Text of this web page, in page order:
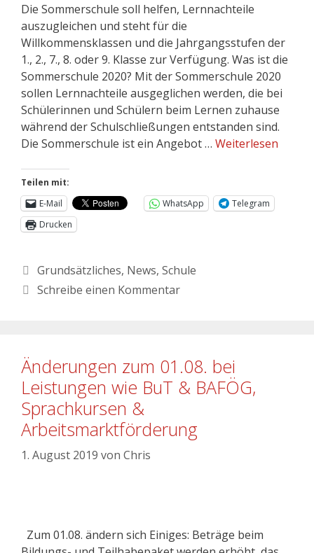
Die Sommerschule soll helfen, Lernnachteile
auszugleichen und steht für die
Willkommensklassen und die Jahrgangsstufen der
1., 2., 7., 8. oder 9. Klasse zur Verfügung. Was ist die
Sommerschule 2020? Mit der Sommerschule 2020
sollen Lernnachteile ausgeglichen werden, die bei
Schülerinnen und Schülern beim Lernen zuhause
während der Schulschließungen entstanden sind.
Die Sommerschule ist ein Angebot … Weiterlesen
Teilen mit:
E-Mail
WhatsApp
Telegram
Drucken
Grundsätzliches, News, Schule
Schreibe einen Kommentar
Änderungen zum 01.08. bei
Leistungen wie BuT & BAFÖG,
Sprachkursen &
Arbeitsmarktförderung
1. August 2019 von Chris
Zum 01.08. ändern sich Einiges: Beträge beim